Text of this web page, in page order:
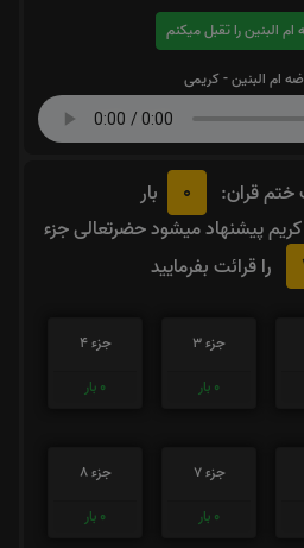
ام البنین - کریمی
ختم قران: 0
بار
پیشنهاد میشود حضرتعالی جزء
را قرائت بفرمایید
جزء 3
0 بار
جزء 4
0 بار
جزء 7
0 بار
جزء 8
0 بار